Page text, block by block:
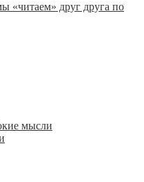
«читаем» друг друга по
мысли